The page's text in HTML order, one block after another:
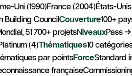
Uni (1990)France (2004)États-Unis
Building CouncilCouverture100+
51 700+ projetsNiveauxPass
(4)Thématiques10
par pointsForceStandard